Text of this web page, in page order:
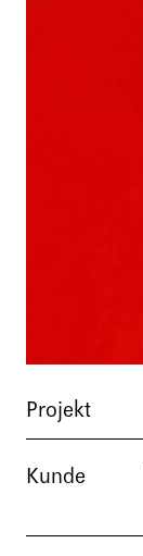
Projekt
Kunde